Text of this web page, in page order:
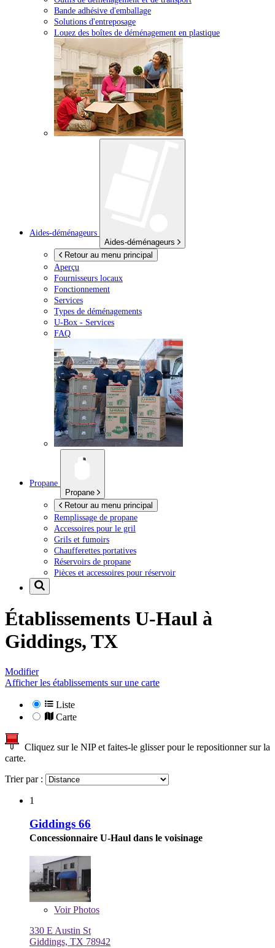
Bande adhésive d'emballage
Solutions d'entreposage
Louez des boîtes de déménagement en plastique
Aides-déménageurs
Aides-déménageurs
Retour au menu principal
Aperçu
Fournisseurs locaux
Fonctionnement
Services
Types de déménagements
U-Box - Services
FAQ
Propane
Propane
Retour au menu principal
Remplissage de propane
Accessoires pour le gril
Grils et fumoirs
Chaufferettes portatives
Réservoirs de propane
Pièces et accessoires pour réservoir
Établissements U-Haul à
Giddings, TX
Modifier
Afficher les établissements sur une carte
Liste
Carte
Cliquez sur le NIP et faites-le glisser pour le repositionner sur la
carte.
Trier par :
1
Giddings 66
Concessionnaire U-Haul dans le voisinage
VoirPhotos
330 E Austin St
Giddings, TX 78942